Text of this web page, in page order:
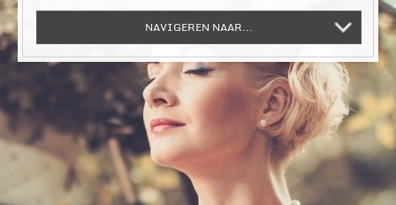
NAVIGEREN NAAR...